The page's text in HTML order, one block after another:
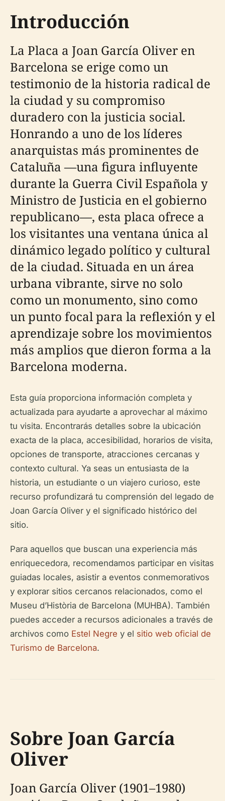
Introducción
La Placa a Joan García Oliver en
Barcelona se erige como un
testimonio de la historia radical de
la ciudad y su compromiso
duradero con la justicia social.
Honrando a uno de los líderes
anarquistas más prominentes de
Cataluña —una figura influyente
durante la Guerra Civil Española y
Ministro de Justicia en el gobierno
republicano—, esta placa ofrece a
los visitantes una ventana única al
dinámico legado político y cultural
de la ciudad. Situada en un área
urbana vibrante, sirve no solo
como un monumento, sino como
un punto focal para la reflexión y el
aprendizaje sobre los movimientos
más amplios que dieron forma a la
Barcelona moderna.
Esta guía proporciona información completa y
actualizada para ayudarte a aprovechar al máximo
tu visita. Encontrarás detalles sobre la ubicación
exacta de la placa, accesibilidad, horarios de visita,
opciones de transporte, atracciones cercanas y
contexto cultural. Ya seas un entusiasta de la
historia, un estudiante o un viajero curioso, este
recurso profundizará tu comprensión del legado de
Joan García Oliver y el significado histórico del
sitio.
Para aquellos que buscan una experiencia más
enriquecedora, recomendamos participar en visitas
guiadas locales, asistir a eventos conmemorativos
y explorar sitios cercanos relacionados, como el
Museu d’Història de Barcelona (MUHBA). También
puedes acceder a recursos adicionales a través de
archivos como Estel Negre y el sitio web oficial de
Turismo de Barcelona.
Sobre Joan García
Oliver
Joan García Oliver (1901–1980)